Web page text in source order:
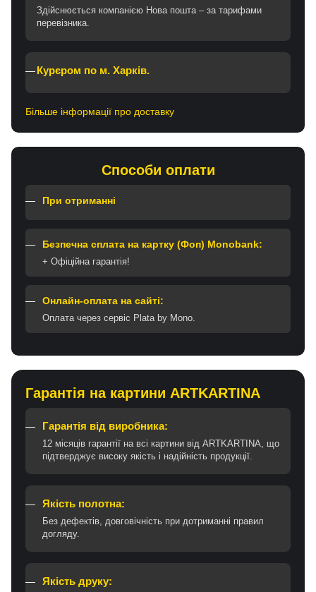
Здійснюється компанією Нова пошта – за тарифами
перевізника.
Курєром по м. Харків.
Більше інформації про доставку
Способи оплати
При отриманні
Безпечна сплата на картку (Фоп) Monobank:
+ Офіційна гарантія!
Онлайн-оплата на сайті:
Оплата через сервіс Plata by Mono.
Гарантія на картини ARTKARTINA
Гарантія від виробника:
12 місяців гарантії на всі картини від ARTKARTINA, що
підтверджує високу якість і надійність продукції.
Якість полотна:
Без дефектів, довговічність при дотриманні правил
догляду.
Якість друку: